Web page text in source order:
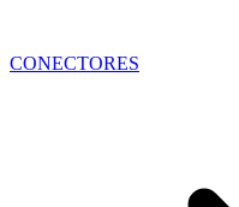
CONECTORES